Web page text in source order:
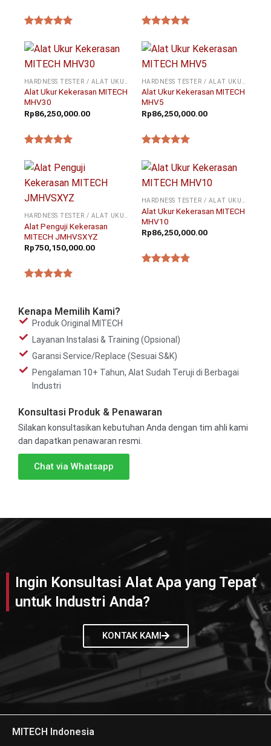
Alat Ukur Kekerasan MITECH
MHV30
Rp86,250,000.00
Alat Ukur Kekerasan MITECH
MHV5
Rp86,250,000.00
Alat Penguji Kekerasan
MITECH JMHVSXYZ
Rp750,150,000.00
Alat Ukur Kekerasan MITECH
MHV10
Rp86,250,000.00
Kenapa Memilih Kami?
Produk Original MITECH
Layanan Instalasi & Training (Opsional)
Garansi Service/Replace (Sesuai S&K)
Pengalaman 10+ Tahun, Alat Sudah Teruji di Berbagai
Industri
Konsultasi Produk & Penawaran
Silakan konsultasikan kebutuhan Anda dengan tim ahli kami
dan dapatkan penawaran resmi.
Chat via Whatsapp
Ingin Konsultasi Alat Apa yang Tepat
untuk Industri Anda?
KONTAK KAMI
MITECH Indonesia